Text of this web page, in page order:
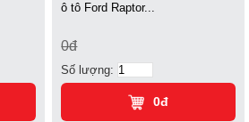
ô tô Ford Raptor...
0đ
Số lượng:
0đ